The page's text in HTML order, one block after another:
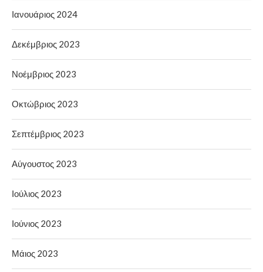
Ιανουάριος 2024
Δεκέμβριος 2023
Νοέμβριος 2023
Οκτώβριος 2023
Σεπτέμβριος 2023
Αύγουστος 2023
Ιούλιος 2023
Ιούνιος 2023
Μάιος 2023